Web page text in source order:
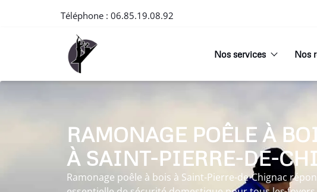
Téléphone : 06.85.19.08.92
Nos services Nos
RAMONAGE POÊLE À
À SAINT-PIERRE-DE-
Ramonage poêle à bois à Saint-Pierre-de-Chignac